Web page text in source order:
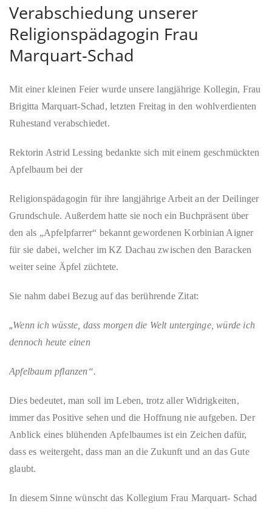
Verabschiedung unserer
Religionspädagogin Frau
Marquart-Schad
Mit einer kleinen Feier wurde unsere langjährige Kollegin, Frau
Brigitta Marquart-Schad, letzten Freitagin den wohlverdienten
Ruhestand verabschiedet.
Rektorin Astrid Lessing bedankte sich mit einem geschmückten
Apfelbaum bei der
Religionspädagogin für ihre langjährige Arbeit an der Deilinger
Grundschule. Außerdem hatte sie noch ein Buchpräsent über
den als „Apfelpfarrer“ bekannt gewordenen Korbinian Aigner
für sie dabei, welcher im KZ Dachau zwischen den Baracken
weiter seine Äpfel züchtete.
Sie nahm dabei Bezug auf das berührende Zitat:
„Wenn ich wüsste, dass morgen die Welt unterginge, würde ich
dennoch heute einen
Apfelbaum pflanzen“.
Dies bedeutet, man soll im Leben, trotz aller Widrigkeiten,
immer das Positive sehen und die Hoffnung nie aufgeben. Der
Anblick eines blühenden Apfelbaumesistein Zeichen dafür,
dass es weitergeht, dass man an die Zukunft und an das Gute
glaubt.
In diesem Sinne wünscht das Kollegium Frau Marquart- Schad